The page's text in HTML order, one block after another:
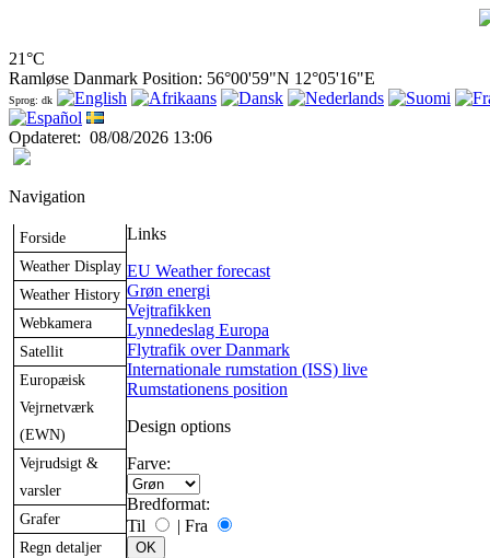
21°C
Ramløse Danmark Position: 56°00'59"N 12°05'16"E
Sprog: dk
Opdateret: 08/08/2026 13:06
Navigation
Forside
Weather Display
Weather History
Webkamera
Satellit
Europæisk
Vejrnetværk
(EWN)
Vejrudsigt &
varsler
Grafer
Regn detaljer
Links
EU Weather forecast
Grøn energi
Vejtrafikken
Lynnedeslag Europa
Flytrafik over Danmark
Internationale rumstation (ISS) live
Rumstationens position
Design options
Farve:
Bredformat:
Til
| Fra